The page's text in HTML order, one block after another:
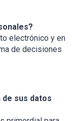
electrónico y en
de decisiones
sus datos